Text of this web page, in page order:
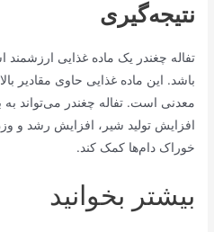
نتیجه‌گیری
تفاله چغندر یک ماده غذایی ارزشمند
باشد. این ماده غذایی حاوی مقادیر
معدنی است. تفاله چغندر می‌تواند به
افزایش تولید شیر، افزایش رشد و
خوراک دام‌ها کمک کند.
بیشتر بخوانید